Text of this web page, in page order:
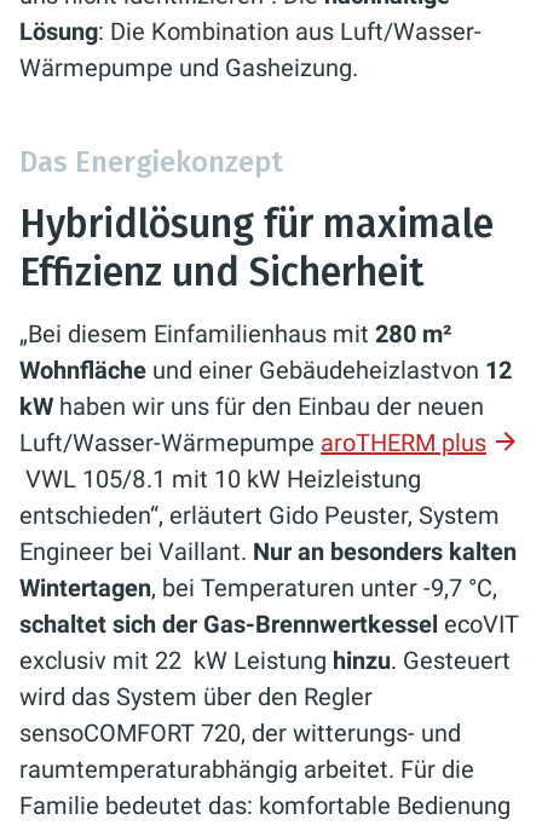
Lösung: Die Kombination aus Luft/Wasser-
Wärmepumpe und Gasheizung.
Das Energiekonzept
Hybridlösung für maximale
Effizienz und Sicherheit
„Bei diesem Einfamilienhaus mit 280 m²
Wohnfläche und einer Gebäudeheizlastvon 12
kW haben wir uns für den Einbau der neuen
Luft/Wasser-Wärmepumpe aroTHERM plus
VWL 105/8.1 mit 10 kW Heizleistung
entschieden“, erläutert Gido Peuster, System
Engineer bei Vaillant. Nur an besonders kalten
Wintertagen, bei Temperaturen unter -9,7 °C,
schaltet sich der Gas-Brennwertkessel ecoVIT
exclusiv mit 22 kW Leistung hinzu. Gesteuert
wird das System über den Regler
sensoCOMFORT 720, der witterungs- und
raumtemperaturabhängig arbeitet. Für die
Familie bedeutet das: komfortable Bedienung